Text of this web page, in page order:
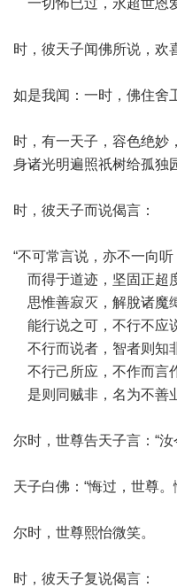
一切怖已过，永超世恩
时，彼天子闻佛所说，欢
如是我闻：一时，佛住舍
时，有一天子，容色绝妙
身诸光明遍照祇树给孤独
时，彼天子而说偈言：
“不可常言说，亦不一向听
而得于道迹，坚固正超
思惟善寂灭，解脫诸魔
能行说之可，不行不应
不行而说者，智者则知
不行己所应，不作而言
是则同贼非，名为不善
尔时，世尊告天子言：“
天子白佛：“悔过，世尊
尔时，世尊熙怡微笑。
时，彼天子复说偈言：